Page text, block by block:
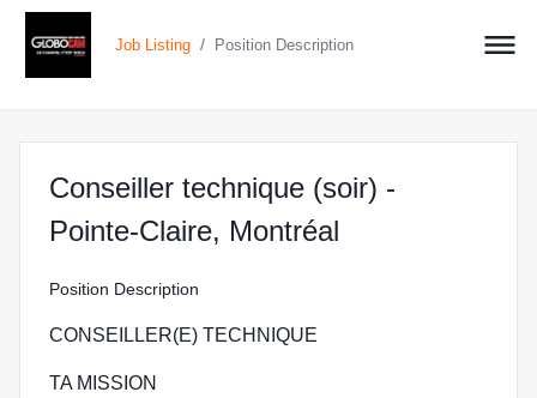
Job Listing / Position Description
Conseiller technique (soir) -
Pointe-Claire, Montréal
Position Description
CONSEILLER(E) TECHNIQUE
TA MISSION